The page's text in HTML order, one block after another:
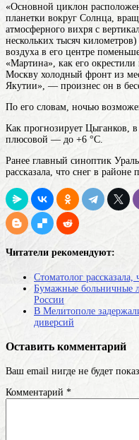
«Основной циклон
планетки вокруг Солнца,
атмосферного вихря с
нескольких тысяч
воздуха в его центре
«Мартина», как его
Москву холодный фронт из
Якутии», — произнес он в
По его словам, ночью
Как прогнозирует Цыганков,
плюсовой — до +6 °С.
Ранее главный синоптик
рассказала, что снег в
Читатели рекомендуют:
Стоматолог
Бумажные больничные
России
В Мелитополе
диверсий
Оставить комментарий
Ваш email нигде не будет
Комментарий *